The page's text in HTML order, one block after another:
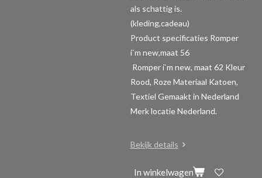
als schattig is.
(kleding,cadeau)
Product specificaties Romper
i`m new,maat 56
Romper i`m new, maat 62 Kleur
Rood, Roze Materiaal Katoen,
Textiel Gemaakt in Nederland
Merk locatie Nederland.
Bekijk details
In winkelwagen